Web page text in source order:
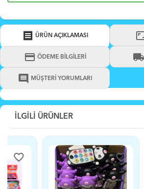
receipt ÜRÜN AÇIKLAMASI
credit_card ÖDEME BİLGİLERİ local_shipping
comment MÜŞTERİ YORUMLARI
İLGİLİ ÜRÜNLER
favorite_border